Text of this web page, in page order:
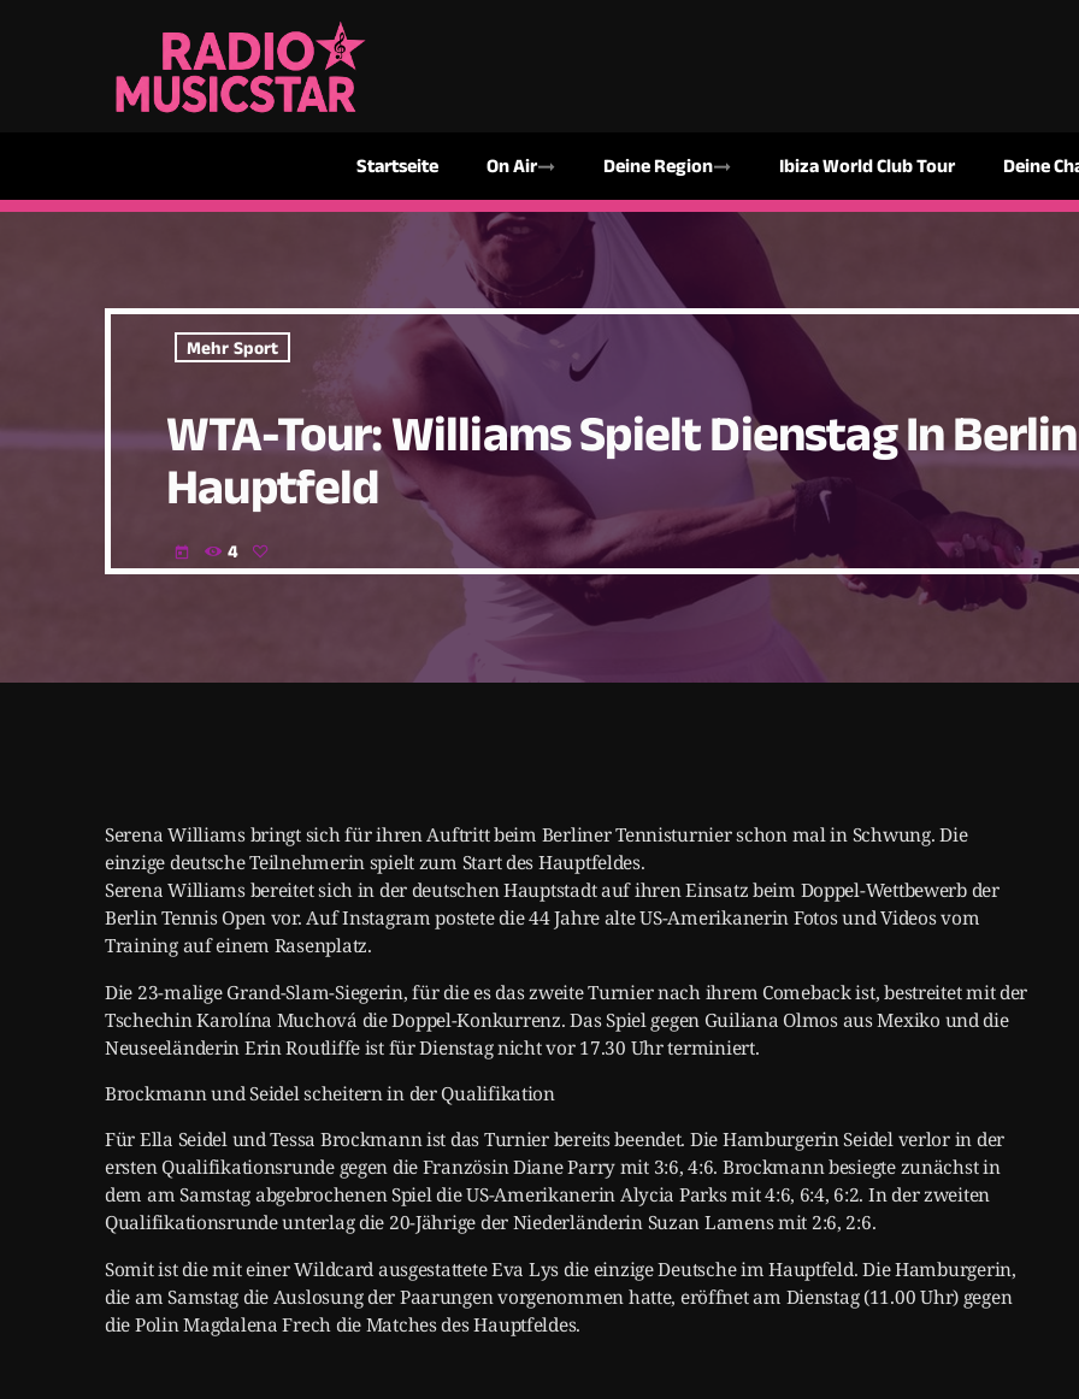
Startseite On Air Deine Region Ibiza World Club Tour Deine
Mehr Sport
WTA-Tour: Williams Spielt Dienstag In
Hauptfeld
today 4
Serena Williams bringt sich für ihren Auftritt beim Berliner Tennisturnier schon mal in Schwung. Die
einzige deutsche Teilnehmerin spielt zum Start des Hauptfeldes.
Serena Williams bereitet sich in der deutschen Hauptstadt auf ihren Einsatz beim Doppel-Wettbewerb der
Berlin Tennis Open vor. Auf Instagram postete die 44 Jahre alte US-Amerikanerin Fotos und Videos vom
Training auf einem Rasenplatz.
Die 23-malige Grand-Slam-Siegerin, für die es das zweite Turnier nach ihrem Comeback ist, bestreitet mit der
Tschechin Karolína Muchová die Doppel-Konkurrenz. Das Spiel gegen Guiliana Olmos aus Mexiko und die
Neuseeländerin Erin Routliffe ist für Dienstag nicht vor 17.30 Uhr terminiert.
Brockmann und Seidel scheitern in der Qualifikation
Für Ella Seidel und Tessa Brockmann ist das Turnier bereits beendet. Die Hamburgerin Seidel verlor in der
ersten Qualifikationsrunde gegen die Französin Diane Parry mit 3:6, 4:6. Brockmann besiegte zunächst in
dem am Samstag abgebrochenen Spiel die US-Amerikanerin Alycia Parks mit 4:6, 6:4, 6:2. In der zweiten
Qualifikationsrunde unterlag die 20-Jährige der Niederländerin Suzan Lamens mit 2:6, 2:6.
Somit ist die mit einer Wildcard ausgestattete Eva Lys die einzige Deutsche im Hauptfeld. Die Hamburgerin,
die am Samstag die Auslosung der Paarungen vorgenommen hatte, eröffnet am Dienstag (11.00 Uhr) gegen
die Polin Magdalena Frech die Matches des Hauptfeldes.